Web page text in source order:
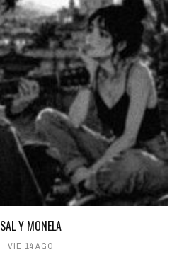
SAL Y MONELA
VIE 14 AGO